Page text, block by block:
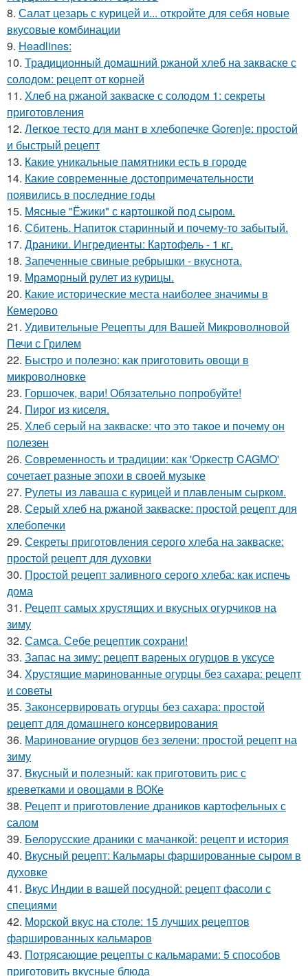
8. Салат цезарь с курицей и... откройте для себя новые
вкусовые комбинации
9. Headlines:
10. Традиционный домашний ржаной хлеб на закваске с
солодом: рецепт от корней
11. Хлеб на ржаной закваске с солодом 1: секреты
приготовления
12. Легкое тесто для мант в хлебопечке Gorenje: простой
и быстрый рецепт
13. Какие уникальные памятники есть в городе
14. Какие современные достопримечательности
появились в последние годы
15. Мясные "Ёжики" с картошкой под сыром.
16. Сбитень. Напиток старинный и почему-то забытый.
17. Драники. Ингредиенты: Картофель - 1 кг.
18. Запеченные свиные ребрышки - вкуснота.
19. Мраморный рулет из курицы.
20. Какие исторические места наиболее значимы в
Кемерово
21. Удивительные Рецепты для Вашей Микроволновой
Печи с Грилем
22. Быстро и полезно: как приготовить овощи в
микроволновке
23. Горшочек, вари! Обязательно попробуйте!
24. Пирог из киселя.
25. Хлеб серый на закваске: что это такое и почему он
полезен
26. Современность и традиции: как 'Оркестр CAGMO'
сочетает разные эпохи в своей музыке
27. Рулеты из лаваша с курицей и плавленым сырком.
28. Серый хлеб на ржаной закваске: простой рецепт для
хлебопечки
29. Секреты приготовления серого хлеба на закваске:
простой рецепт для духовки
30. Простой рецепт заливного серого хлеба: как испечь
дома
31. Рецепт самых хрустящих и вкусных огурчиков на
зиму
32. Самса. Себе рецептик сохрани!
33. Запас на зиму: рецепт вареных огурцов в уксусе
34. Хрустящие маринованные огурцы без сахара: рецепт
и советы
35. Законсервировать огурцы без сахара: простой
рецепт для домашнего консервирования
36. Маринование огурцов без зелени: простой рецепт на
зиму
37. Вкусный и полезный: как приготовить рис с
креветками и овощами в ВОКе
38. Рецепт и приготовление драников картофельных с
салом
39. Белорусские драники с мачанкой: рецепт и история
40. Вкусный рецепт: Кальмары фаршированные сыром в
духовке
41. Вкус Индии в вашей посудной: рецепт фасоли с
специями
42. Морской вкус на столе: 15 лучших рецептов
фаршированных кальмаров
43. Потрясающие рецепты с кальмарами: 5 способов
приготовить вкусные блюда